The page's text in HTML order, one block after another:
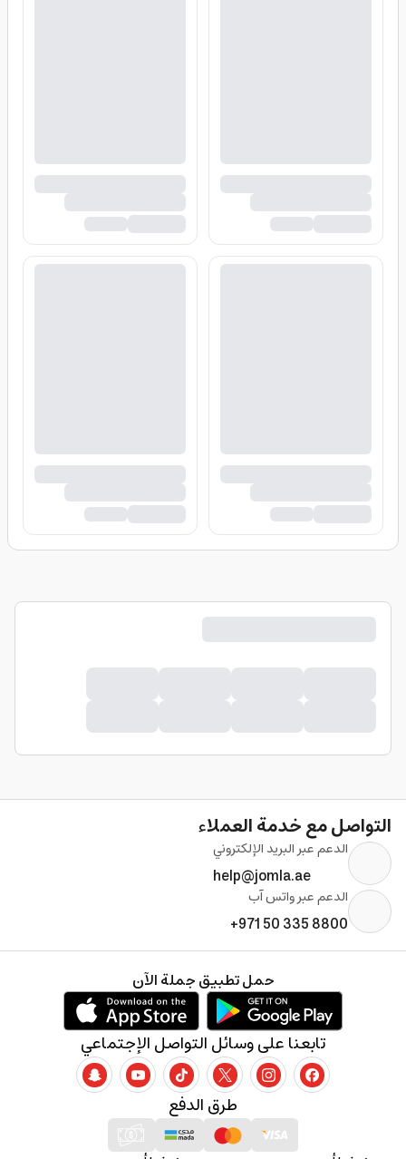
التواصل مع خدمة العملاء
الدعم عبر البريد الإلكتروني
help@jomla.ae
الدعم عبر واتس آب
+971 50 335 8800
طرق الدفع
تابعنا على وسائل التواصل الإجتماعي
حمل تطبيق جملة الآن